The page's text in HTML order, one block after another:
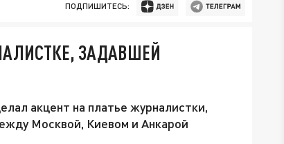
ПОДПИШИТЕСЬ:
ЗАДАВШЕЙ
акцент на платье журналистки,
Москвой, Киевом и Анкарой